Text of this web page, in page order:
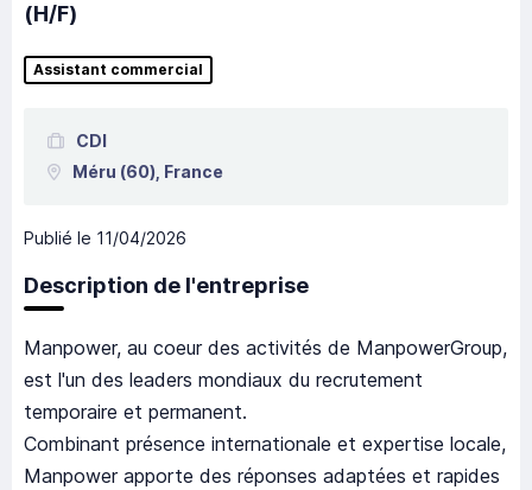
(H/F)
Assistant commercial
CDI
Méru (60), France
Publié le 11/04/2026
Description de l'entreprise
Manpower, au coeur des activités de ManpowerGroup,
est l'un des leaders mondiaux du recrutement
temporaire et permanent.
Combinant présence internationale et expertise locale,
Manpower apporte des réponses adaptées et rapides